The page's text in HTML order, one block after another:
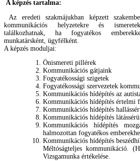
A képzés tartalma:
Az eredeti szakmájukban képzett
kommunikációs helyzetekre és
találkozhatnak, ha fogyatékos
munkatársként, ügyfélként.
A képzés moduljai:
Önismereti pillérek
Kommunikációs gátjaink
Fogyatékossági szigetek
Fogyatékossági szervezetek
Kommunikációs hídépítés az
Kommunikációs hídépítés értelmi
Kommunikációs hídépítés
Kommunikációs hídépítés
Kommunikációs hídépítés
halmozottan fogyatékos
Kommunikációs hídépítés
Méltóságteljes kommunikáció.
Vizsgamunka értékelése.